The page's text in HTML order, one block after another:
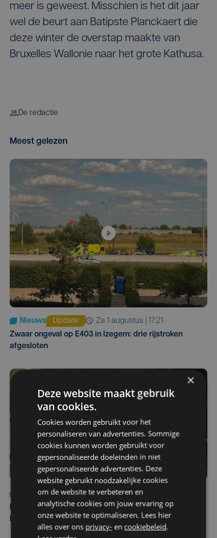
meer is geweest. Misschien is het dit jaar
wel de beurt aan Batipste Planckaert die
deze winter de overstap maakte van
Bruxelles Wallonie naar het grote Kathusa.
De redactie
Meest gelezen
Nieuws Update
za 1 augustus | 17:21
Zwaar ongeval op E403 in Izegem: drie rijstroken
afgesloten
Nieuws
di 4 augustus | 09:32
Man en vrouw dood aangetroffen in woning in Sint-
Pieters Brugge
×
Deze website maakt gebruik
van cookies.
Cookies worden gebruikt voor het
personaliseren van advertenties. Sommige
cookies kunnen worden gebruikt voor
gepersonaliseerde doeleinden in niet
gepersonaliseerde advertenties. Deze
website gebruikt noodzakelijke cookies
om de website te verbeteren en
analytische cookies om jouw ervaring op
onze website te optimaliseren. Lees hier
alles over ons privacy- en cookiebeleid.